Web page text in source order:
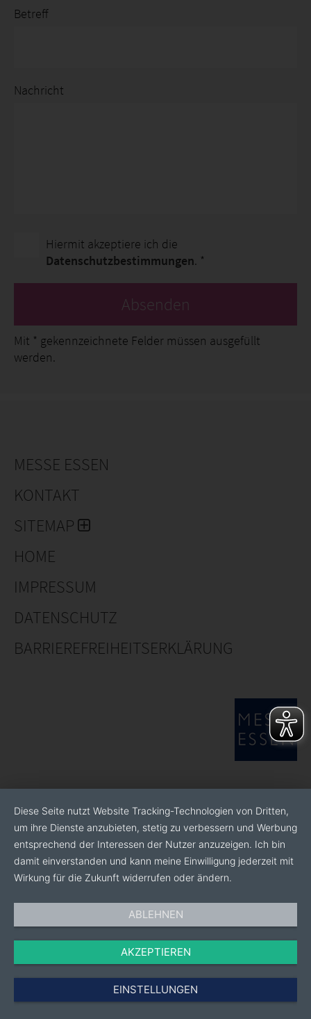
Betreff
Nachricht
Hiermit akzeptiere ich die
Datenschutzbestimmungen. *
Absenden
Mit * gekennzeichnete Felder müssen ausgefüllt
werden.
MESSE ESSEN
KONTAKT
SITEMAP
HOME
IMPRESSUM
DATENSCHUTZ
BARRIEREFREIHEITSERKLÄRUNG
Diese Seite nutzt Website Tracking-Technologien von Dritten,
um ihre Dienste anzubieten, stetig zu verbessern und Werbung
entsprechend der Interessen der Nutzer anzuzeigen. Ich bin
damit einverstanden und kann meine Einwilligung jederzeit mit
Wirkung für die Zukunft widerrufen oder ändern.
ABLEHNEN
AKZEPTIEREN
EINSTELLUNGEN